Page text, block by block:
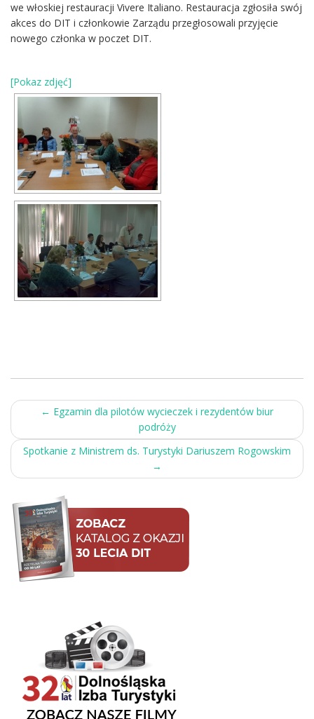
we włoskiej restauracji Vivere Italiano. Restauracja zgłosiła swój
akces do DIT i członkowie Zarządu przegłosowali przyjęcie
nowego członka w poczet DIT.
[Pokaz zdjęć]
Post
navigation
← Egzamin dla pilotów wycieczek i rezydentów biur
podróży
Spotkanie z Ministrem ds. Turystyki Dariuszem Rogowskim
→